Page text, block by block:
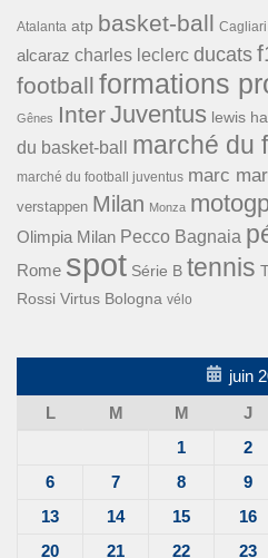
Atalanta atp basket-ball Cagliari
alcaraz charles leclerc ducats
football formations
Gênes InterJuventus lewis
du basket-ball
marché du
marché du football juventus marc
verstappen Milan Monza
Olimpia Milan Pecco Bagnaia
Rome spot Série B tennis
Rossi Virtus Bologna vélo
juin
L
M M J
1
2
6
7 8 9
13
14 15 16
20
21 22 23